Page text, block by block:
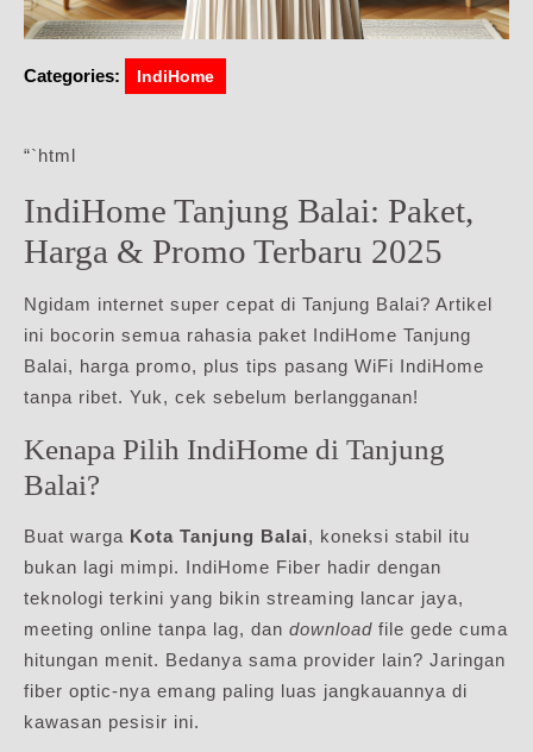
Categories: IndiHome
“`html
IndiHome Tanjung Balai: Paket,
Harga & Promo Terbaru 2025
Ngidam internet super cepat di Tanjung Balai? Artikel
ini bocorin semua rahasia paket IndiHome Tanjung
Balai, harga promo, plus tips pasang WiFi IndiHome
tanpa ribet. Yuk, cek sebelum berlangganan!
Kenapa Pilih IndiHome di Tanjung
Balai?
Buat warga Kota Tanjung Balai, koneksi stabil itu
bukan lagi mimpi. IndiHome Fiber hadir dengan
teknologi terkini yang bikin streaming lancar jaya,
meeting online tanpa lag, dan download file gede cuma
hitungan menit. Bedanya sama provider lain? Jaringan
fiber optic-nya emang paling luas jangkauannya di
kawasan pesisir ini.